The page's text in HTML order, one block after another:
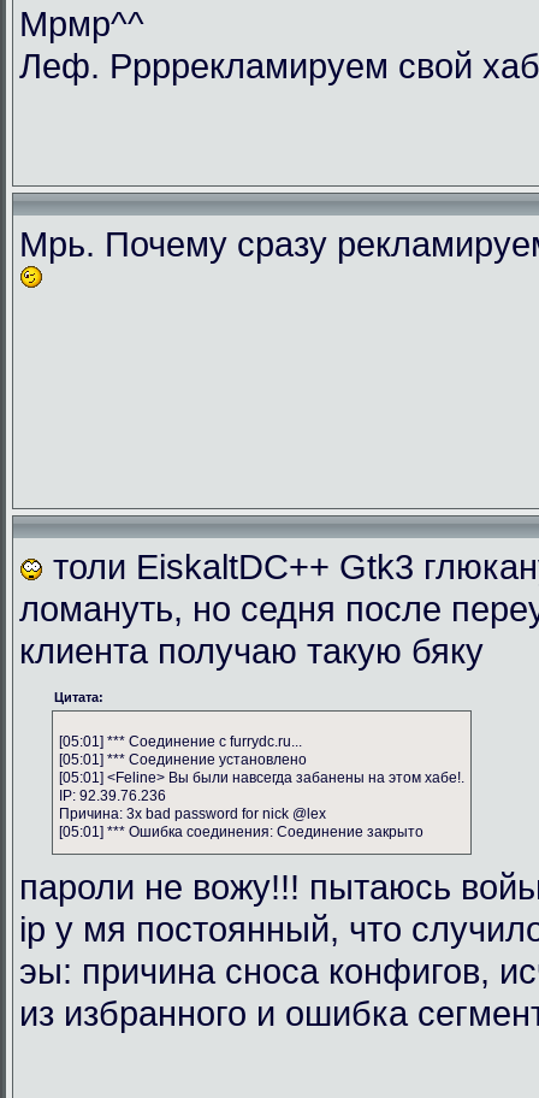
Мрмр^^
Леф. Ррррекламируем свой
Мрь. Почему сразу
толи EiskaltDC++ Gtk3
ломануть, но седня после
клиента получаю такую бяку
Цитата:
[05:01] *** Соединение с furrydc.ru...
[05:01] *** Соединение установлено
[05:01] <Feline> Вы были навсегда забанены на этом хабе!.
IP: 92.39.76.236
Причина: 3x bad password for nick @lex
[05:01] *** Ошибка соединения: Соединение закрыто
пароли не вожу!!! пытаюсь
ip у мя постоянный, что
эы: причина сноса конфигов,
из избранного и ошибка